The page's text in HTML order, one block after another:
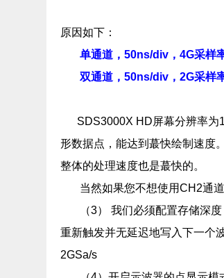
原因如下：
单通道，50ns/div，4G采样
双通道，50ns/div，2G采样
SDS3000X HD屏幕分辨率为
形数据点，能达到蕞快绘制速度
整体的处理速度也是蕞快的。
当然如果您不想使用CH2通
（3） 我们必须配置存储深
重新触发并无延迟地写入下一个
2GSa/s